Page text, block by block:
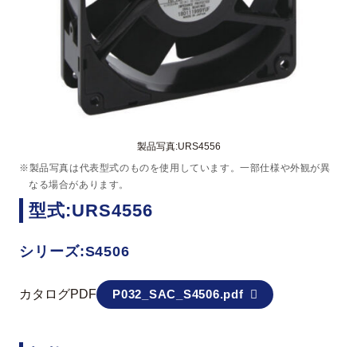
製品写真:URS4556
※製品写真は代表型式のものを使用しています。一部仕様や外観が異
なる場合があります。
型式:URS4556
シリーズ:S4506
カタログPDF P032_SAC_S4506.pdf